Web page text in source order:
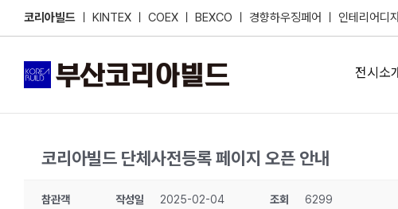
코리아빌드 ㅣ KINTEX ㅣ COEX ㅣ BEXCO ㅣ 경향하우징페어 ㅣ 인테리어디
전시소
코리아빌드 단체사전등록 페이지 오픈 안내
참관객 작성일 2025-02-04 조회 6299